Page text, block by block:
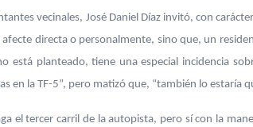
vecinales, José Daniel Díaz invitó, con
directa o personalmente, sino que, un
planteado, tiene una especial incidencia
en la TF-5”, pero matizó que, “también lo estaría
el tercer carril de la autopista, pero sí con la